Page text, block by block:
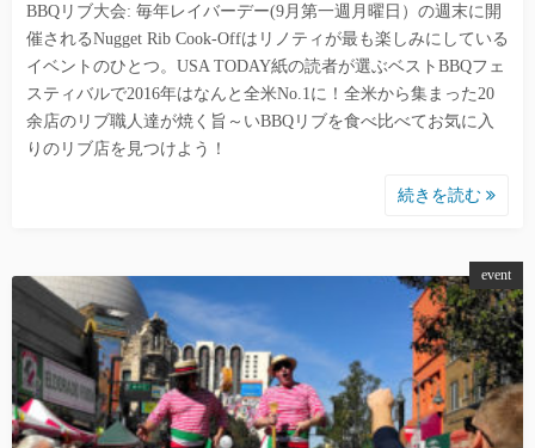
BBQリブ大会: 毎年レイバーデー(9月第一週月曜日）の週末に開
催されるNugget Rib Cook-Offはリノティが最も楽しみにしている
イベントのひとつ。USA TODAY紙の読者が選ぶベストBBQフェ
スティバルで2016年はなんと全米No.1に！全米から集まった20
余店のリブ職人達が焼く旨～いBBQリブを食べ比べてお気に入
りのリブ店を見つけよう！
続きを読む
event